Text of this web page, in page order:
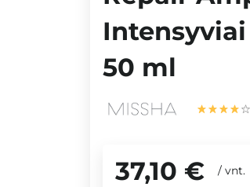
50 ml
37,10 € / vnt.